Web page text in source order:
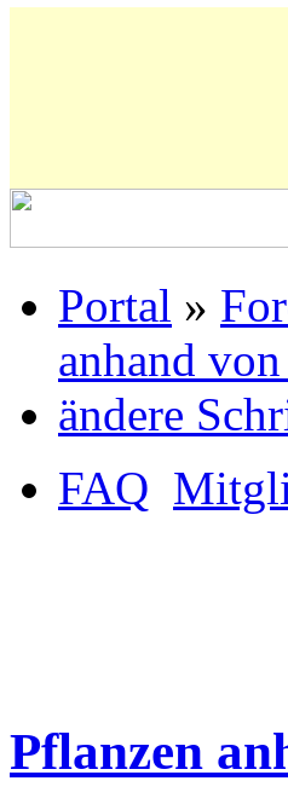
Portal »
anhand
ändere
FAQ
Pflanzen